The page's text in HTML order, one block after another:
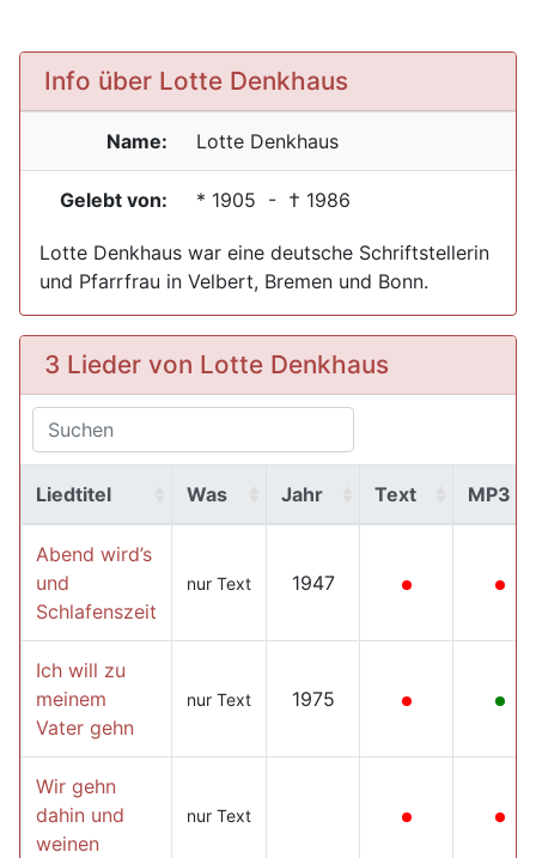
Info über Lotte Denkhaus
Name: Lotte Denkhaus
Gelebt von: * 1905 - † 1986
Lotte Denkhaus war eine deutsche Schriftstellerin
und Pfarrfrau in Velbert, Bremen und Bonn.
3 Lieder von Lotte Denkhaus
Liedtitel Was Jahr Text MP3
Abend wird’s
und
Schlafenszeit
nur Text 1947
Ich will zu
meinem
Vater gehn
nur Text 1975
Wir gehn
dahin und
weinen
nur Text